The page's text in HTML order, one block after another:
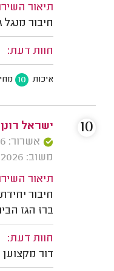
תיאור
חיבור מנגל
חוות דעת:
איכות 10
ישראל
אשרור: 19/07/2026
משוב: 03/05/2026
תיאור
חיבור
ברז הגז
חוות דעת:
דור מקצוען
10